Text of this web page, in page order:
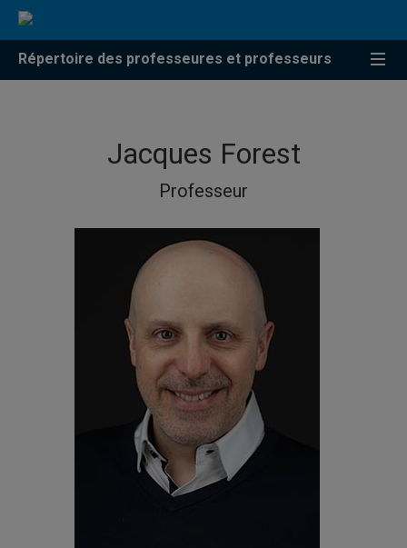
Répertoire des professeures et professeurs
Jacques Forest
Professeur